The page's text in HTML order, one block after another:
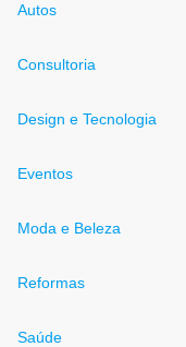
Autos
Consultoria
Design e Tecnologia
Eventos
Moda e Beleza
Reformas
Saúde